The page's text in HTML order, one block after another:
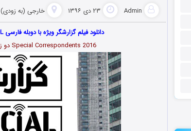
Admin ۲۳ دی ۱۳۹۶ خارجی (به زودی)
دانلود فیلم گزارشگر ویژه با دوبله فارسی Special Correspondents 2016 WEB-DL
Special Correspondents 2016 دو زبانه با کیفیت 1080p & 720p & 480p